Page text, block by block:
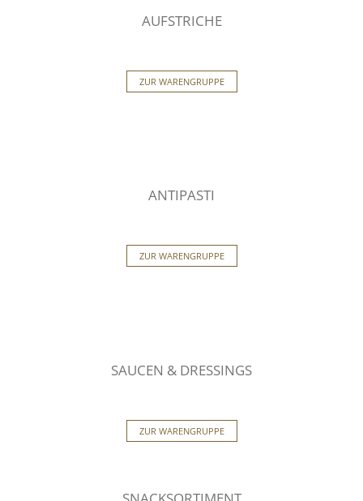
AUFSTRICHE
ZUR WARENGRUPPE
ANTIPASTI
ZUR WARENGRUPPE
SAUCEN & DRESSINGS
ZUR WARENGRUPPE